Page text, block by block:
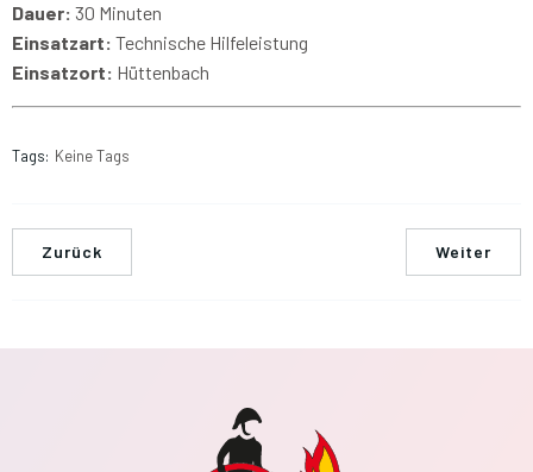
Dauer: 30 Minuten
Einsatzart: Technische Hilfeleistung
Einsatzort: Hüttenbach
Tags: Keine Tags
Zurück Weiter